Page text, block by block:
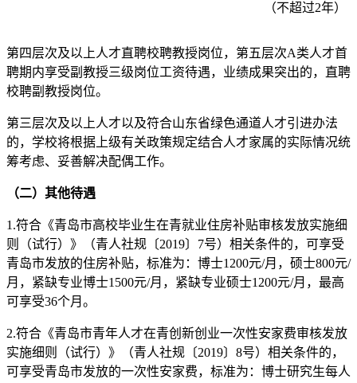
（不超过2年）
第四层次及以上人才直聘校聘教授岗位，第五层次A类人才首
聘期内享受副教授三级岗位工资待遇，业绩成果突出的，直聘
校聘副教授岗位。
第三层次及以上人才以及符合山东省绿色通道人才引进办法
的，学校将根据上级有关政策规定结合人才家属的实际情况统
筹考虑、妥善解决配偶工作。
（二）其他待遇
1.符合《青岛市高校毕业生在青就业住房补贴审核发放实施细
则（试行）》（青人社规〔2019〕7号）相关条件的，可享受
青岛市发放的住房补贴，标准为：博士1200元/月，硕士800元/
月，紧缺专业博士1500元/月，紧缺专业硕士1200元/月，最高
可享受36个月。
2.符合《青岛市青年人才在青创新创业一次性安家费审核发放
实施细则（试行）》（青人社规〔2019〕8号）相关条件的，
可享受青岛市发放的一次性安家费，标准为：博士研究生每人